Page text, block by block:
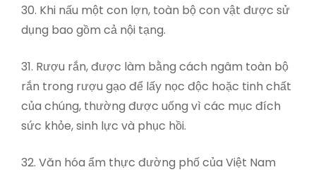
30. Khi nấu một con lợn, toàn bộ con vật được sử
dụng bao gồm cả nội tạng.
31. Rượu rắn, được làm bằng cách ngâm toàn bộ
rắn trong rượu gạo để lấy nọc độc hoặc tinh chất
của chúng, thường được uống vì các mục đích
sức khỏe, sinh lực và phục hồi.
32. Văn hóa ẩm thực đường phố của Việt Nam